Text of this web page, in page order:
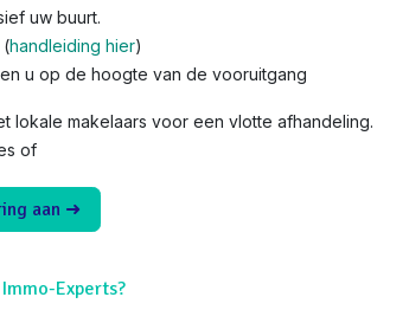
uw buurt.
(handleiding hier)
u op de hoogte van de vooruitgang
lokale makelaars voor een vlotte afhandeling.
of
aan ➜
Experts?